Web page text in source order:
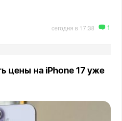
сегодня в 17:38 1
цены на iPhone 17 уже